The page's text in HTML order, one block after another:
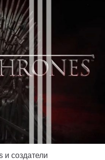
и создатели